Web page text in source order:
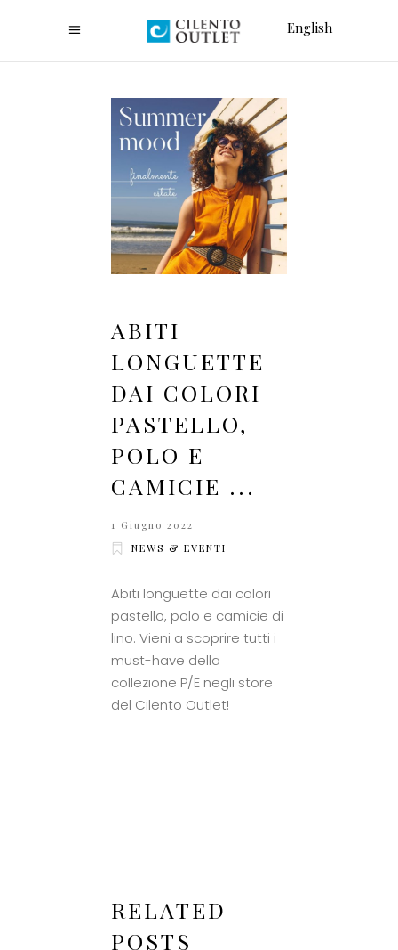
English
ABITI
LONGUETTE
DAI COLORI
PASTELLO,
POLO E
CAMICIE ...
1 Giugno 2022
NEWS & EVENTI
Abiti longuette dai colori
pastello, polo e camicie di
lino. Vieni a scoprire tutti i
must-have della
collezione P/E negli store
del Cilento Outlet!
RELATED
POSTS